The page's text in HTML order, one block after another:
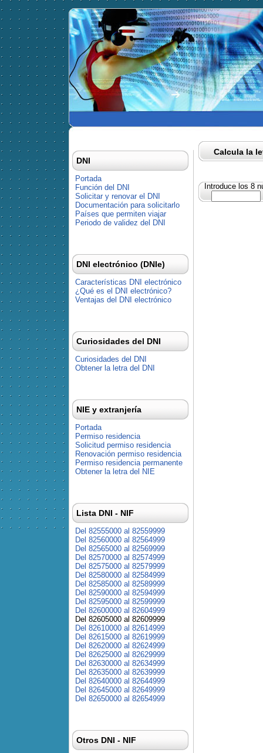
Calcula la
Introduce los 8
DNI
Portada
Función del DNI
Solicitar y renovar el DNI
Documentación para solicitarlo
Países que permiten viajar
Periodo de validez del DNI
DNI electrónico (DNIe)
Características DNI electrónico
¿Qué es el DNI electrónico?
Ventajas del DNI electrónico
Curiosidades del DNI
Curiosidades del DNI
Obtener la letra del DNI
NIE y extranjería
Portada
Permiso residencia
Solicitud permiso residencia
Renovación permiso residencia
Permiso residencia permanente
Obtener la letra del NIE
Lista DNI - NIF
Del 82555000 al 82559999
Del 82560000 al 82564999
Del 82565000 al 82569999
Del 82570000 al 82574999
Del 82575000 al 82579999
Del 82580000 al 82584999
Del 82585000 al 82589999
Del 82590000 al 82594999
Del 82595000 al 82599999
Del 82600000 al 82604999
Del 82605000 al 82609999
Del 82610000 al 82614999
Del 82615000 al 82619999
Del 82620000 al 82624999
Del 82625000 al 82629999
Del 82630000 al 82634999
Del 82635000 al 82639999
Del 82640000 al 82644999
Del 82645000 al 82649999
Del 82650000 al 82654999
Otros DNI - NIF